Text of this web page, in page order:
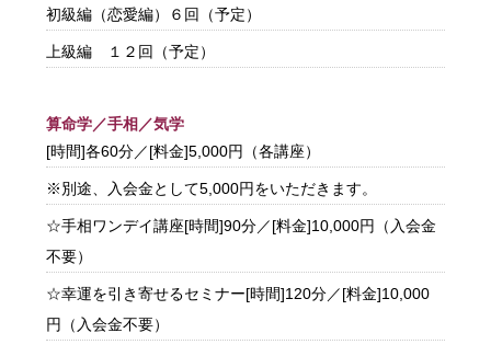
初級編（恋愛編）６回（予定）
上級編 １２回（予定）
算命学／手相／気学
[時間]各60分／[料金]5,000円（各講座）
※別途、入会金として5,000円をいただきます。
☆手相ワンデイ講座[時間]90分／[料金]10,000円（入会金
不要）
☆幸運を引き寄せるセミナー[時間]120分／[料金]10,000
円（入会金不要）